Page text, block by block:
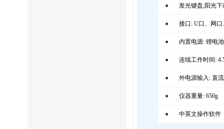
● 发光键盘,阳光
● 接口: U口、网
● 内置电源: 锂电
● 连续工作时间:
● 外电源输入: 直
● 仪器重量: 650g
● 中英文操作软件